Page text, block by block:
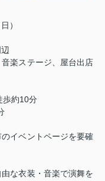
）
音楽ステージ、屋台出店
歩約10分
のイベントページを要確
な衣装・音楽で演舞を